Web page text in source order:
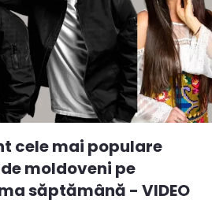
cele mai populare
moldoveni pe
săptămână - VIDEO